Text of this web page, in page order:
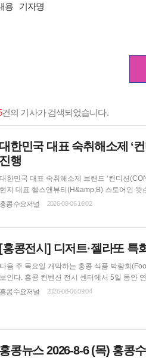
용 기자명
건의 기사가 검색되었습니다.
대한민국 대표 숙취해소제 ‘
진행
대한민국 대표 숙취해소제 브랜드 ‘컨디션(CONDITION)’
현지 대표 헬스앤뷰티(H&amp;B) 스토어인
이는 제품은 휴대와 섭취가 간편한 '컨디션 스틱
홍콩수요저널 2026-08-06 16:02
[홍콩전시] 디저트·젤라또 특
다음 주 목요일 개막하는 홍콩 식품 박람회
보인다. 홍콩 컨벤션 전시 센터에서 5일 동안 연속으로 개최되는 올해 박람회에는 태국산 신선한 수제 도넛과 유명 싱가포르 브랜드의 대표
판단 쉬폰 케이크가 출품된다. 동시에 개최되는 식품 박람회 프로(Food Expo PRO)는 다음 주 토요일(8월 15일) 일반 관람객에게 문을 열며,
홍콩수요저널 2026-08-06 09:04
홍콩뉴스 2026-8-6 (목) 홍콩